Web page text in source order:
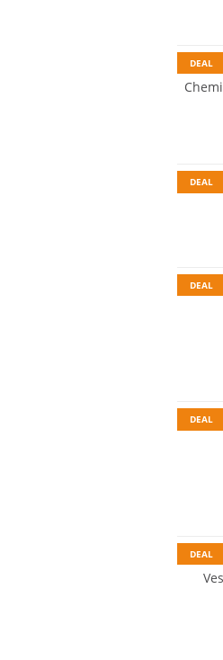
DEAL
DEAL
DEAL
DEAL
DEAL